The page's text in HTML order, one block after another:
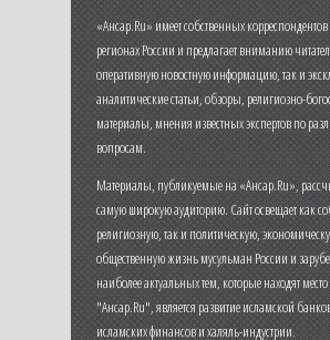
«Ансар.Ru» имеет собственных
регионах России и предлагает вниманию
оперативную новостную информацию, так и
аналитические статьи, обзоры, религиозно-
материалы, мнения известных экспертов по
вопросам.
Материалы, публикуемые на «Ансар.Ru»,
самую широкую аудиторию. Сайт освещает как
религиозную, так и политическую,
общественную жизнь мусульман России и
наиболее актуальных тем, которые находят
"Ансар.Ru", является развитие исламской
исламских финансов и халяль-индустрии.